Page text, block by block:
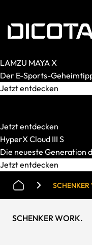
LAMZU MAYA X
Der E-Sports-
Jetzt entdecken
Jetzt entdecken
HyperX Cloud III S
Die neueste Generation
Jetzt entdecken
SCHENKER WORK.